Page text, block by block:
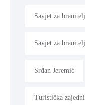
Savjet za
Savjet za
Srđan Jeremić
Turistička